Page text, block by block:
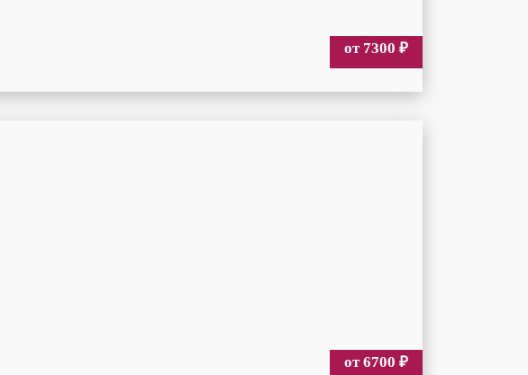
от 7300 ₽
от 6700 ₽